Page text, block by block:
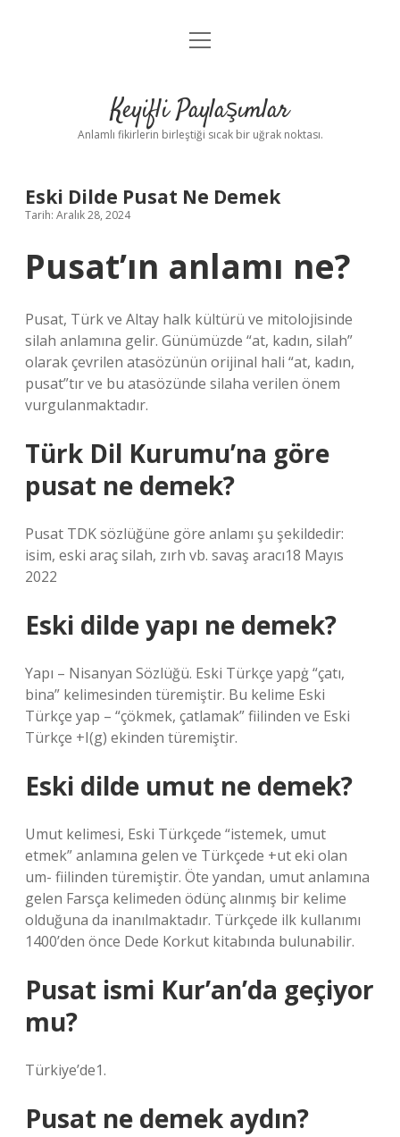
Anasayfa
Yasal Uyarı
menüyü
Keyifli Paylaşımlar
Anlamlı fikirlerin birleştiği sıcak bir uğrak noktası.
Eski Dilde Pusat Ne Demek
Tarih: Aralık 28, 2024
Pusat’ın anlamı ne?
Pusat, Türk ve Altay halk kültürü ve mitolojisinde
silah anlamına gelir. Günümüzde “at, kadın, silah”
olarak çevrilen atasözünün orijinal hali “at, kadın,
pusat”tır ve bu atasözünde silaha verilen önem
vurgulanmaktadır.
Türk Dil Kurumu’na göre
pusat ne demek?
Pusat TDK sözlüğüne göre anlamı şu şekildedir:
isim, eski araç silah, zırh vb. savaş aracı18 Mayıs
2022
Eski dilde yapı ne demek?
Yapı – Nisanyan Sözlüğü. Eski Türkçe yapġ “çatı,
bina” kelimesinden türemiştir. Bu kelime Eski
Türkçe yap – “çökmek, çatlamak” fiilinden ve Eski
Türkçe +I(g) ekinden türemiştir.
Eski dilde umut ne demek?
Umut kelimesi, Eski Türkçede “istemek, umut
etmek” anlamına gelen ve Türkçede +ut eki olan
um- fiilinden türemiştir. Öte yandan, umut anlamına
gelen Farsça kelimeden ödünç alınmış bir kelime
olduğuna da inanılmaktadır. Türkçede ilk kullanımı
1400’den önce Dede Korkut kitabında bulunabilir.
Pusat ismi Kur’an’da geçiyor
mu?
Türkiye’de1.
Pusat ne demek aydın?